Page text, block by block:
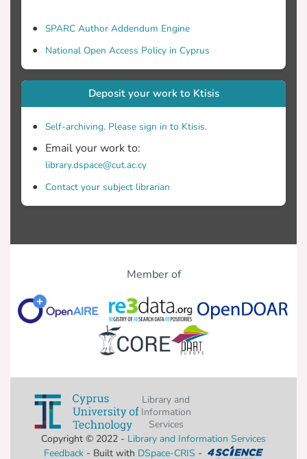
SPARC Author Addendum Engine
National Open Access Policy in Cyprus
Deposit your work to Ktisis
Self-archiving. Please sign in to Ktisis.
Email your work to:
library.dspace@cut.ac.cy
Contact your subject librarian
Member of
Library and
Information
Services
Copyright © 2022 - Library and Information Services
Feedback- Built with DSpace-CRIS -